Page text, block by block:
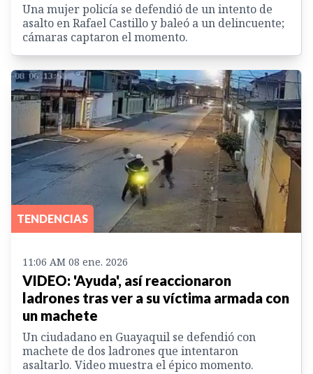
Una mujer policía se defendió de un intento de
asalto en Rafael Castillo y baleó a un delincuente;
cámaras captaron el momento.
TENDENCIAS
11:06 AM 08 ene. 2026
VIDEO: 'Ayuda', así reaccionaron
ladrones tras ver a su víctima armada con
un machete
Un ciudadano en Guayaquil se defendió con
machete de dos ladrones que intentaron
asaltarlo. Video muestra el épico momento.